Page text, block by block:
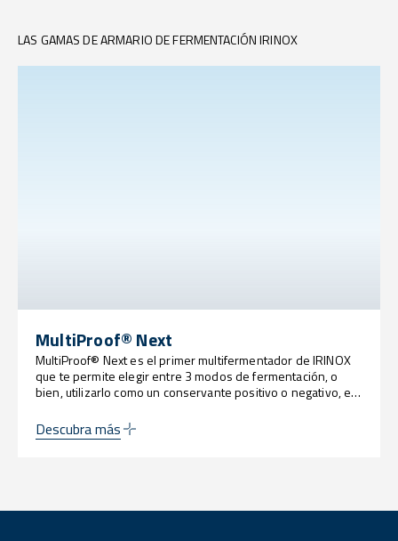
LAS GAMAS DE ARMARIO DE FERMENTACIÓN IRINOX
MultiProof® Next
MultiProof® Next es el primer multifermentador de IRINOX
que te permite elegir entre 3 modos de fermentación, o
bien, utilizarlo como un conservante positivo o negativo, en
Descubra más